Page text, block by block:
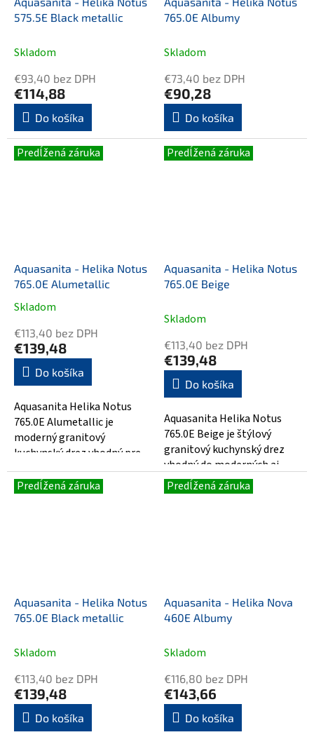
575.5E Black metallic
Skladom
€93,40 bez DPH
€114,88
Do košíka
765.0E Albumy
Skladom
€73,40 bez DPH
€90,28
Do košíka
Predĺžená záruka
Aquasanita - Helika Notus
765.0E Alumetallic
Priemerné
hodnotenie
produktu
je
5,0
z
5
hviezdičiek.
Skladom
€113,40 bez DPH
€139,48
Do košíka
Aquasanita Helika Notus
765.0E Alumetallic je
moderný granitový
kuchynský drez vhodný pre
každodenné používanie v
kuchyni. Vyrobený z...
Predĺžená záruka
Aquasanita - Helika Notus
765.0E Beige
Skladom
€113,40 bez DPH
€139,48
Do košíka
Aquasanita Helika Notus
765.0E Beige je štýlový
granitový kuchynský drez
vhodný do moderných aj
klasických kuchýň. Vyrobený
z odolného...
Predĺžená záruka
Aquasanita - Helika Notus
765.0E Black metallic
Skladom
€113,40 bez DPH
€139,48
Do košíka
Predĺžená záruka
Aquasanita - Helika Nova
460E Albumy
Skladom
€116,80 bez DPH
€143,66
Do košíka